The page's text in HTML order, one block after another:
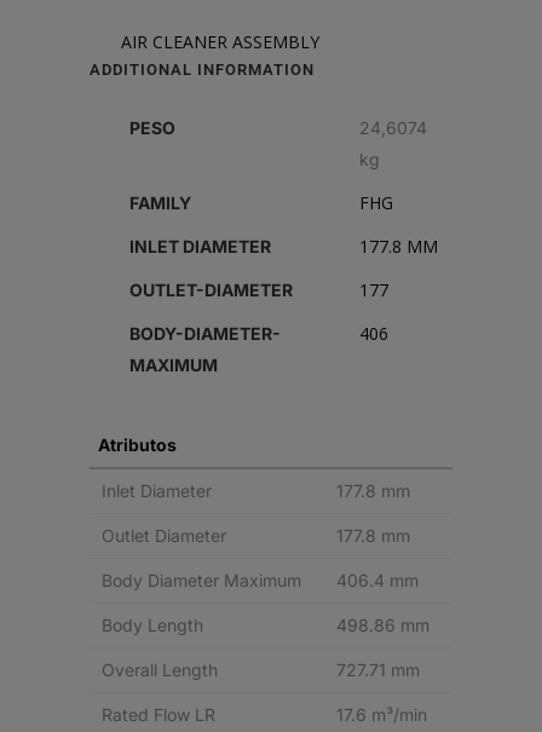
AIR CLEANER ASSEMBLY
ADDITIONAL INFORMATION
PESO
24,6074
kg
FAMILY FHG
INLET DIAMETER 177.8 MM
OUTLET-DIAMETER 177
BODY-DIAMETER-
MAXIMUM
406
Atributos
Inlet Diameter 177.8 mm
Outlet Diameter 177.8 mm
Body Diameter Maximum 406.4 mm
Body Length 498.86 mm
Overall Length 727.71 mm
Rated Flow LR 17.6 m³/min